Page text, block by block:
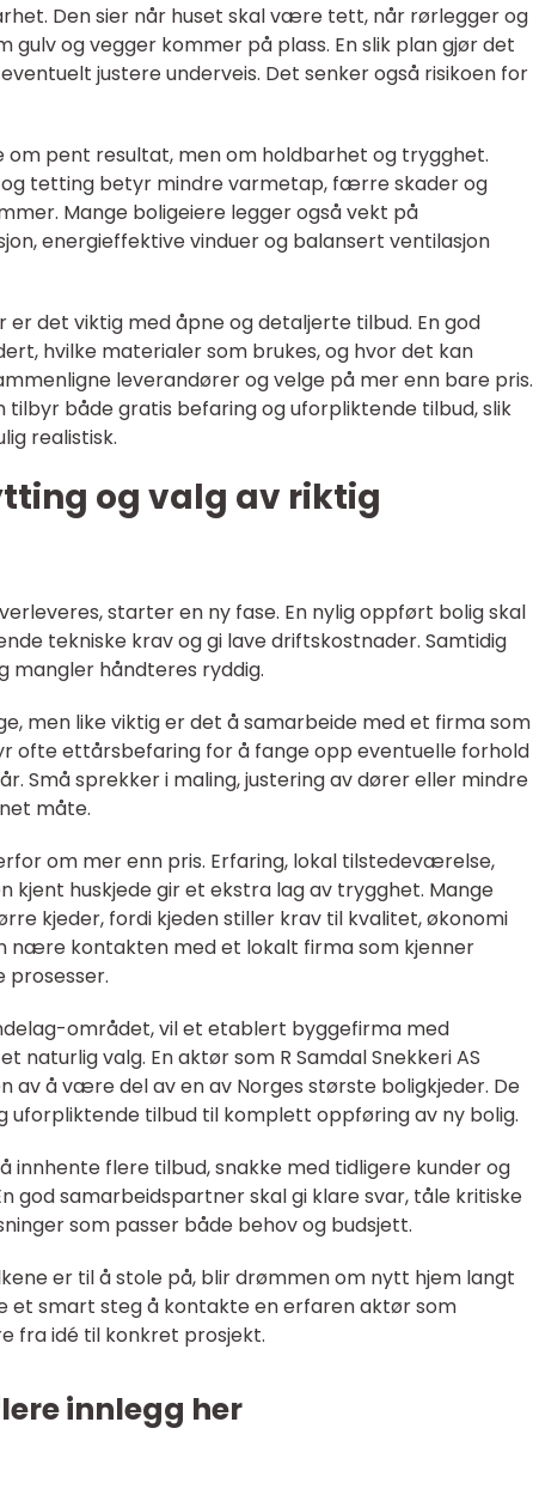
Den sier når huset skal være tett, når rørlegger og
og vegger kommer på plass. En slik plan gjør det
justere underveis. Det senker også risikoen for
om pent resultat, men om holdbarhet og trygghet.
og tetting betyr mindre varmetap, færre skader og
Mange boligeiere legger også vekt på
energieffektive vinduer og balansert ventilasjon
er det viktig med åpne og detaljerte tilbud. En god
hvilke materialer som brukes, og hvor det kan
leverandører og velge på mer enn bare pris.
både gratis befaring og uforpliktende tilbud, slik
realistisk.
og valg av riktig
starter en ny fase. En nylig oppført bolig skal
tekniske krav og gi lave driftskostnader. Samtidig
mangler håndteres ryddig.
men like viktig er det å samarbeide med et firma som
ofte ettårsbefaring for å fange opp eventuelle forhold
Små sprekker i maling, justering av dører eller mindre
måte.
om mer enn pris. Erfaring, lokal tilstedeværelse,
kjent huskjede gir et ekstra lag av trygghet. Mange
kjeder, fordi kjeden stiller krav til kvalitet, økonomi
nære kontakten med et lokalt firma som kjenner
området, vil et etablert byggefirma med
valg. En aktør som R Samdal Snekkeri AS
av å være del av en av Norges største boligkjeder. De
uforpliktende tilbud til komplett oppføring av ny bolig.
innhente flere tilbud, snakke med tidligere kunder og
god samarbeidspartner skal gi klare svar, tåle kritiske
som passer både behov og budsjett.
er til å stole på, blir drømmen om nytt hjem langt
et smart steg å kontakte en erfaren aktør som
fra idé til konkret prosjekt.
innlegg her